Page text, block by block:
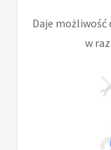
Daje
w